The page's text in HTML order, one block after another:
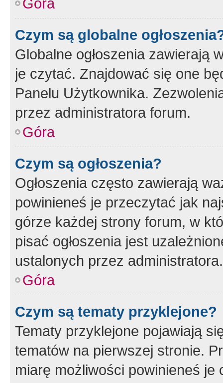
Czym są globalne
Globalne ogłoszenia zawierają
je czytać. Znajdować się one
Panelu Użytkownika.
przez administratora forum.
Góra
Czym są ogłoszenia?
Ogłoszenia często zawierają
powinieneś je przeczytać jak
górze każdej strony forum, w
pisać ogłoszenia jest
ustalonych przez administratora.
Góra
Czym są tematy przyklejone?
Tematy przyklejone pojawiają
tematów na pierwszej stronie.
miarę możliwości powinieneś je